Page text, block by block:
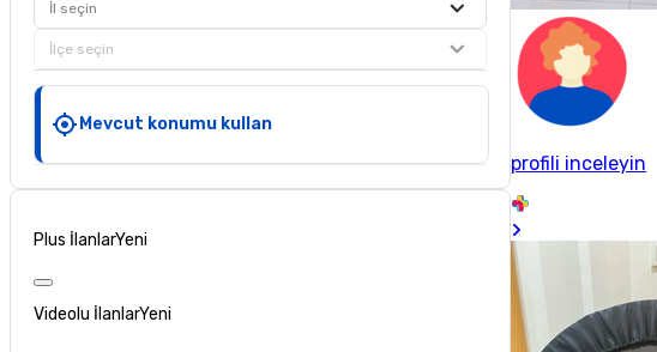
İl seçin
İlçe seçin
Mevcut konumu kullan
Plus İlanlarYeni
Videolu İlanlarYeni
profili inceleyin